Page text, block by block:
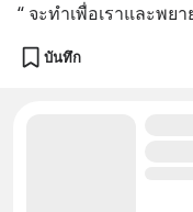
“ จะทำเพื่อเราและพย
บันทึก